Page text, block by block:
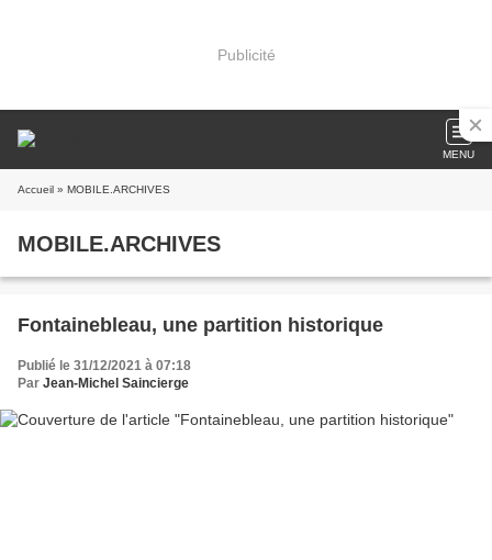
Publicité
MENU
Accueil » MOBILE.ARCHIVES
MOBILE.ARCHIVES
Fontainebleau, une partition historique
Publié le 31/12/2021 à 07:18
Par Jean-Michel Saincierge